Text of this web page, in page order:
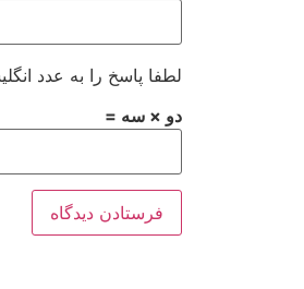
لطفا پاسخ را به عدد
دو × سه =